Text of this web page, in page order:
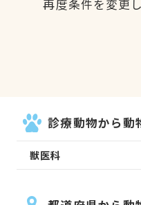
再度条件を変更
診療動物から動
獣医科